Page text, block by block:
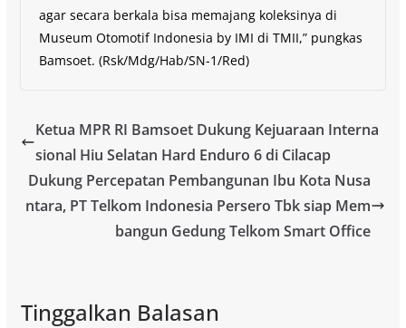
agar secara berkala bisa memajang koleksinya di
Museum Otomotif Indonesia by IMI di TMII,” pungkas
Bamsoet. (Rsk/Mdg/Hab/SN-1/Red)
Ketua MPR RI Bamsoet Dukung Kejuaraan Interna
sional Hiu Selatan Hard Enduro 6 di Cilacap
Dukung Percepatan Pembangunan Ibu Kota Nusa
ntara, PT Telkom Indonesia Persero Tbk siap Mem
bangun Gedung Telkom Smart Office
Tinggalkan Balasan